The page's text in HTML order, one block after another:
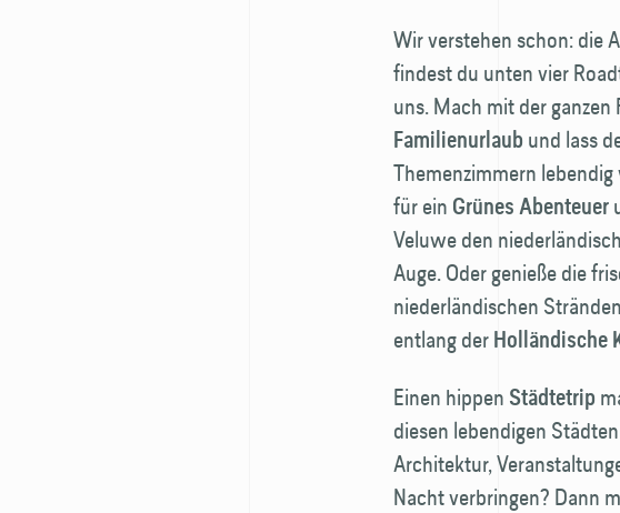
Wir verstehen schon: die
findest du unten vier
uns. Mach mit der ganzen
Familienurlaub und lass
Themenzimmern
für ein Grünes Abenteuer
Veluwe den
Auge. Oder genieße die
niederländischen
entlang der Holländische
Einen hippen Städtetrip
diesen lebendigen
Architektur,
Nacht verbringen? Dann